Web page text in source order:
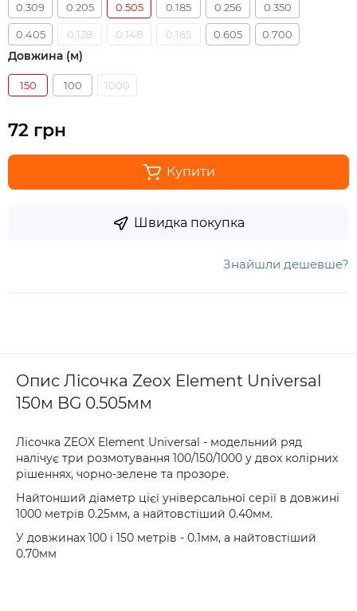
0.309 0.205 0.505 0.185 0.256 0.350
0.405 0.128 0.148 0.165 0.605 0.700
Довжина (м)
150 100 1000
72 грн
Купити
Швидка покупка
Знайшли дешевше?
Опис Лісочка Zeox Element Universal
150м BG 0.505мм
Лісочка ZEOX Element Universal - модельний ряд
налічує три розмотування 100/150/1000 у двох колірних
рішеннях, чорно-зелене та прозоре.
Найтонший діаметр цієї універсальної серії в довжині
1000 метрів 0.25мм, а найтовстіший 0.40мм.
У довжинах 100 і 150 метрів - 0.1мм, а найтовстіший
0.70мм